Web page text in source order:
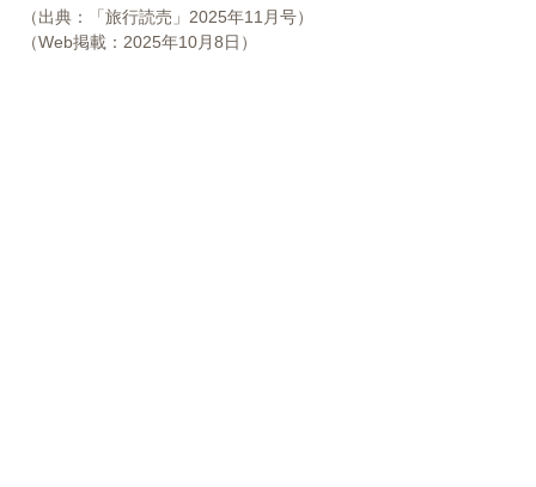
（出典：「旅行読売」2025年11月号）
（Web掲載：2025年10月8日）